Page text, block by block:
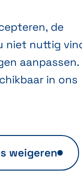
de
niet nuttig
aanpassen.
in ons
weigeren